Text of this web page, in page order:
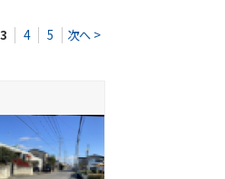
3 4 5 次へ >